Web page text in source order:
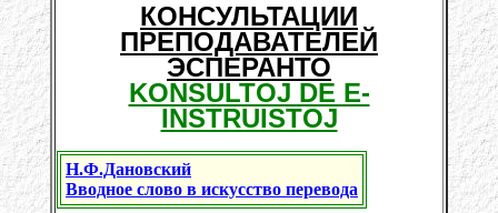
КОНСУЛЬТАЦИИ
ПРЕПОДАВАТЕЛЕЙ
ЭСПЕРАНТО
KONSULTOJ DE E-
INSTRUISTOJ
Н.Ф.Дановский
Вводное слово в искусство перевода